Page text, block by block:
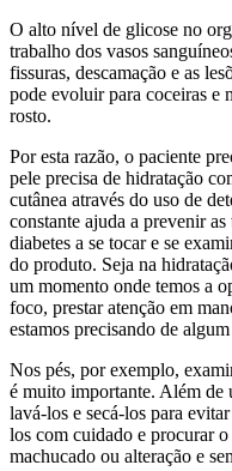
O alto nível de glicose no
trabalho dos vasos
fissuras, descamação e as
pode evoluir para coceiras e
rosto.
Por esta razão, o paciente
pele precisa de hidratação
cutânea através do uso de
constante ajuda a prevenir
diabetes a se tocar e se
do produto. Seja na
um momento onde temos a
foco, prestar atenção em
estamos precisando de
Nos pés, por exemplo,
é muito importante. Além de
lavá-los e secá-los para
los com cuidado e procurar
machucado ou alteração e